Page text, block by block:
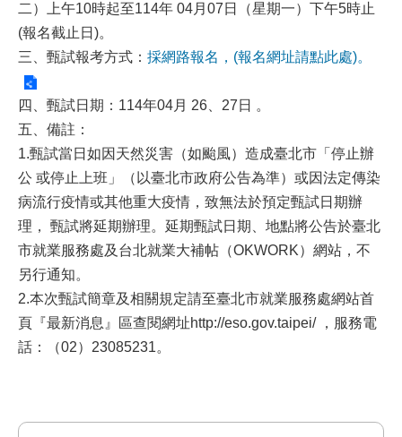
二 ）上午10時起至114年 04月07日（星期一）下午5時止
(報名截止日)。
三、甄試報考方式： 採網路報名，(報名網址請點此處)。
四、甄試日期：114年04月 26、27日 。
五、備註：
1.甄試當日如因天然災害（如颱風）造成臺北市「停止辦
公 或停止上班」（以臺北市政府公告為準）或因法定傳染
病流行疫情或其他重大疫情，致無法於預定甄試日期辦
理， 甄試將延期辦理。延期甄試日期、地點將公告於臺北
市就業服務處及台北就業大補帖（OKWORK）網站，不
另行通知。
2.本次甄試簡章及相關規定請至臺北市就業服務處網站首
頁『最新消息』區查閱網址http://eso.gov.taipei/ ，服務電
話 ：（02）23085231。